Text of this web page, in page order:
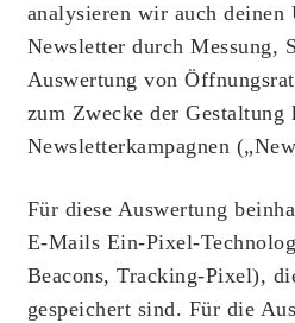
analysieren wir auch deinen
Newsletter durch Messung,
Auswertung von
zum Zwecke der Gestaltung
Newsletterkampagnen
Für diese Auswertung
E-Mails Ein-Pixel-
Beacons, Tracking-Pixel),
gespeichert sind. Für die